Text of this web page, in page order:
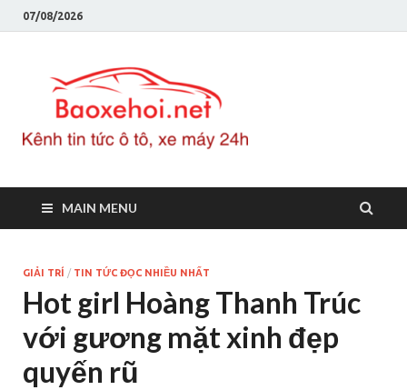
07/08/2026
MAIN MENU
GIẢI TRÍ / TIN TỨC ĐỌC NHIỀU NHẤT
Hot girl Hoàng Thanh Trúc
với gương mặt xinh đẹp
quyến rũ